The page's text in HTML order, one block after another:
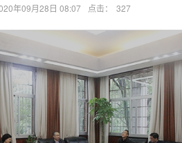
年09月28日 08:07 点击： 327